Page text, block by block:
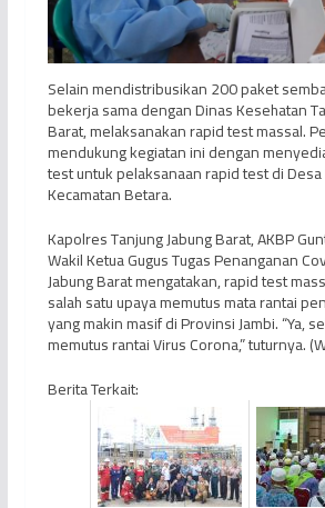
Selain mendistribusikan 200 paket
bekerja sama dengan Dinas Kesehatan
Barat, melaksanakan rapid test massal.
mendukung kegiatan ini dengan
test untuk pelaksanaan rapid test di Desa
Kecamatan Betara.
Kapolres Tanjung Jabung Barat, AKBP
Wakil Ketua Gugus Tugas Penanganan
Jabung Barat mengatakan, rapid test
salah satu upaya memutus mata rantai
yang makin masif di Provinsi Jambi. “Ya,
memutus rantai Virus Corona,” tuturnya.
Berita Terkait: